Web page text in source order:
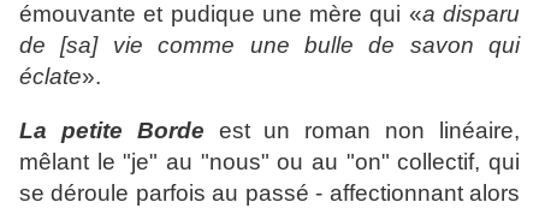
émouvante et pudique une mère qui «a disparu
de [sa] vie comme une bulle de savon qui
éclate».
La petite Borde est un roman non linéaire,
mêlant le "je" au "nous" ou au "on" collectif, qui
se déroule parfois au passé - affectionnant alors